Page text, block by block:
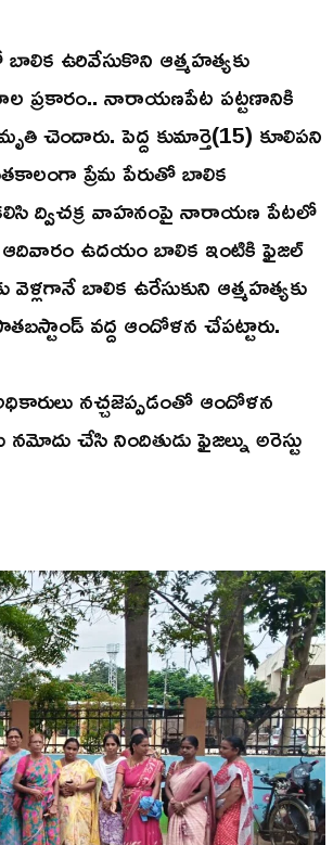
ఉరివేసుకొని ఆత్మహత్యకు
ప్రకారం.. నారాయణపేట పట్టణానికి
చెందారు. పెద్ద కుమార్తె(15) కూలిపని
ప్రేమ పేరుతో బాలిక
కలిసి ద్విచక్ర వాహనంపై నారాయణ పేటలో
ఆదివారం ఉదయం బాలిక ఇంటికి ఫైజల్
బాలిక ఉరేసుకుని ఆత్మహత్యకు
వద్ద ఆందోళన చేపట్టారు.
నచ్చజెప్పడంతో ఆందోళన
చేసి నిందితుడు ఫైజల్ను అరెస్టు